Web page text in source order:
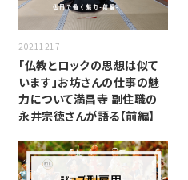
20211217
「仏教とロックの思想は似て
います」お坊さんの仕事の魅
力について満昌寺 副住職の
永井宗徳さんが語る【前編】